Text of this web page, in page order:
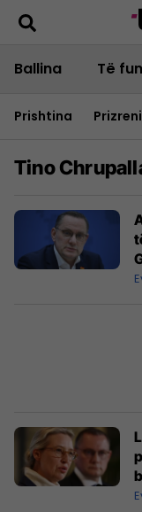
Ballina Të
Prishtina Prizreni
Tino